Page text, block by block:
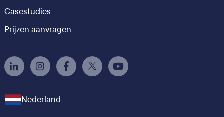
Casestudies
Prijzen aanvragen
Nederland